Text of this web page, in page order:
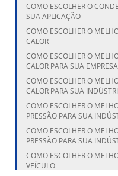
COMO ESCOLHER O
SUA APLICAÇÃO
COMO ESCOLHER O
CALOR
COMO ESCOLHER O
CALOR PARA SUA EMPRESA
COMO ESCOLHER O
CALOR PARA SUA
COMO ESCOLHER O
PRESSÃO PARA SUA
COMO ESCOLHER O
PRESSÃO PARA SUA
COMO ESCOLHER O
VEÍCULO